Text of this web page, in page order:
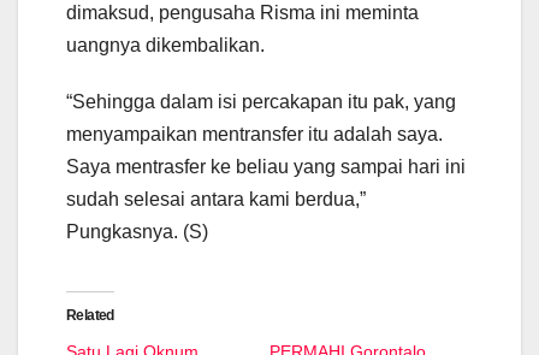
dimaksud, pengusaha Risma ini meminta
uangnya dikembalikan.
“Sehingga dalam isi percakapan itu pak, yang
menyampaikan mentransfer itu adalah saya.
Saya mentrasfer ke beliau yang sampai hari ini
sudah selesai antara kami berdua,”
Pungkasnya. (S)
Related